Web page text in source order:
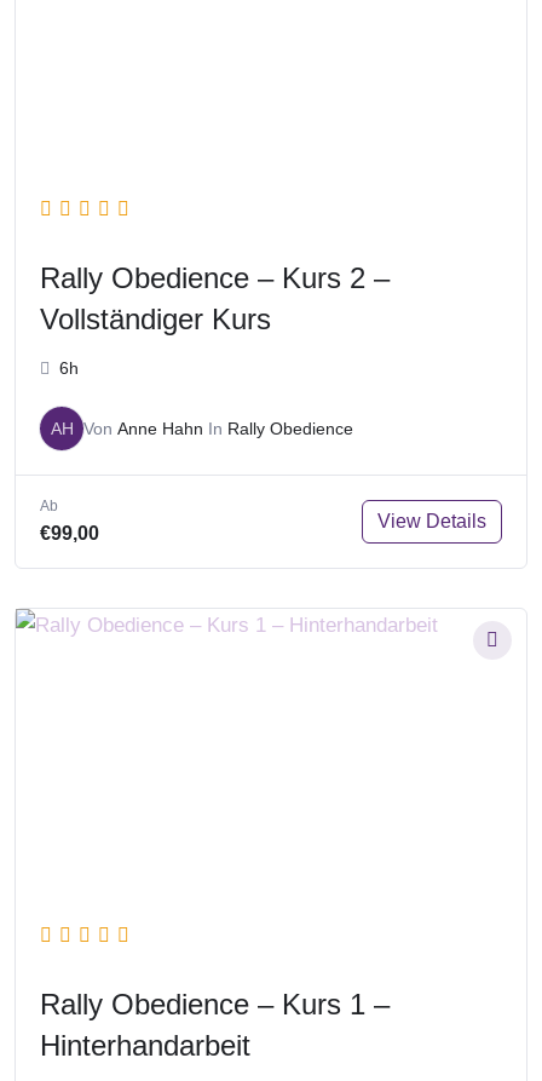
Rally Obedience – Kurs 2 –
Vollständiger Kurs
6h
AH Von Anne Hahn In Rally Obedience
Ab
€99,00
View Details
Rally Obedience – Kurs 1 –
Hinterhandarbeit